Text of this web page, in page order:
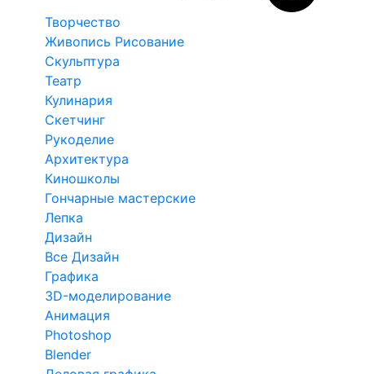
Творчество
Живопись Рисование
Скульптура
Театр
Кулинария
Скетчинг
Рукоделие
Архитектура
Киношколы
Гончарные мастерские
Лепка
Дизайн
Все Дизайн
Графика
3D-моделирование
Анимация
Photoshop
Blender